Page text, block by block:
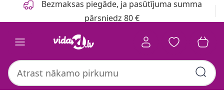
Bezmaksas piegāde, ja pasūtījuma summa
pārsniedz 80 €